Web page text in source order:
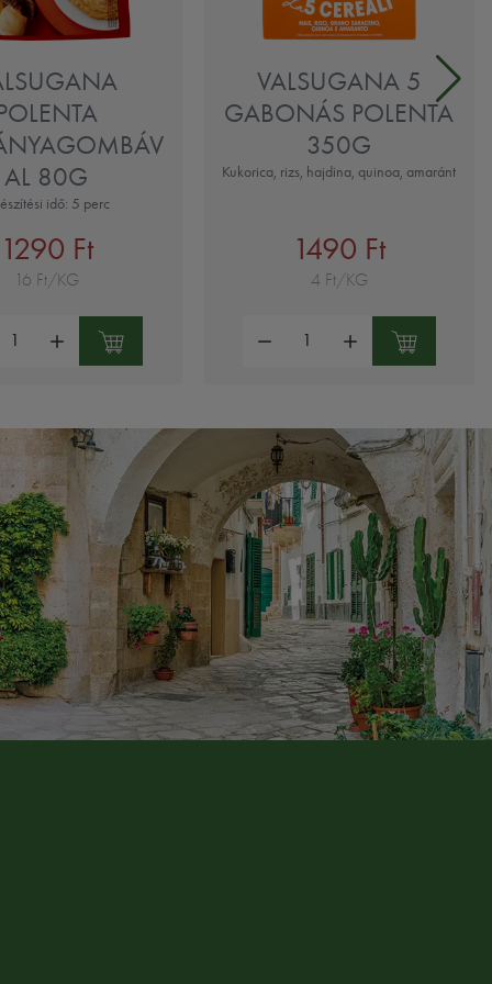
AL 80G
idő: 5 perc
1290 Ft
16 Ft/KG
VALSUGANA 5
GABONÁS POLENTA
350G
Kukorica, rizs, hajdina, quinoa, amaránt
1490 Ft
4 Ft/KG